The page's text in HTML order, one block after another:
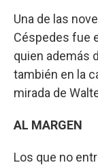
Una de las
Céspedes fue
quien además
también en la
mirada de
AL MARGEN
Los que no